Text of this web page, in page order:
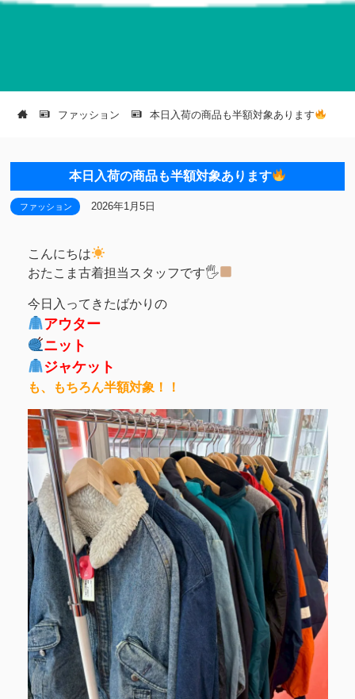
ファッション 本日入荷の商品も半額対象あります
本日入荷の商品も半額対象あります
ファッション 2026年1月5日
こんにちは
おたこま古着担当スタッフです🖐
今日入ってきたばかりの
アウター
ニット
ジャケット
も、もちろん半額対象！！